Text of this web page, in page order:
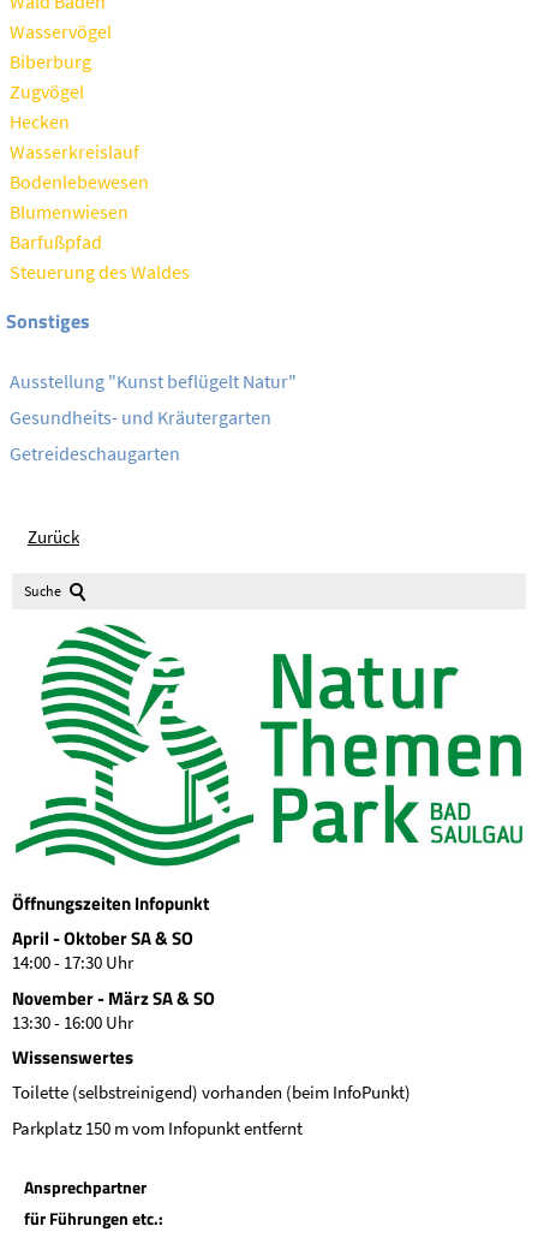
Wasservögel
Biberburg
Zugvögel
Hecken
Wasserkreislauf
Bodenlebewesen
Blumenwiesen
Barfußpfad
Steuerung des Waldes
Sonstiges
Ausstellung "Kunst beflügelt Natur"
Gesundheits- und Kräutergarten
Getreideschaugarten
Zurück
Suche
Öffnungszeiten Infopunkt
April - Oktober SA & SO
14:00 - 17:30 Uhr
November - März SA & SO
13:30 - 16:00 Uhr
Wissenswertes
Toilette (selbstreinigend) vorhanden (beim InfoPunkt)
Parkplatz 150 m vom Infopunkt entfernt
Ansprechpartner
für Führungen etc.: